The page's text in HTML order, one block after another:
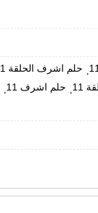
حلم اشرف الحلقة 11 مترجمة
11 حلم اشرف 11